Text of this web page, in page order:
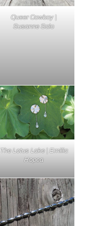
Queer Cowboy |
Susanne Salo
The Lotus Lake | Emilia
Hopea